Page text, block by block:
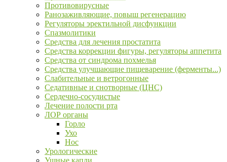
Противовирусные
Ранозаживляющие, повыш регенерацию
Регуляторы эректильной дисфункции
Спазмолитики
Средства для лечения простатита
Средства коррекции фигуры, регуляторы аппетита
Средства от синдрома похмелья
Средства улучшающие пищеварение (ферменты...)
Слабительные и ветрогонные
Седативные и снотворные (ЦНС)
Сердечно-сосудистые
Лечение полости рта
ЛОР органы
Горло
Ухо
Нос
Урологические